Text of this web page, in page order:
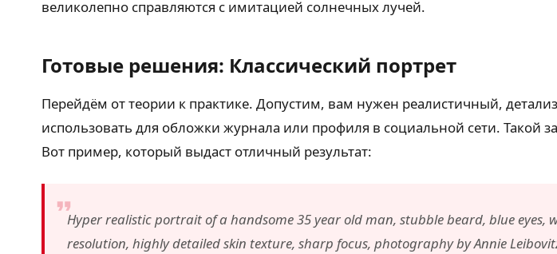
великолепно справляются с имитацией солнечных лучей.
Готовые решения: Классический портрет
Перейдём от теории к практике. Допустим, вам нужен реалистичный,
использовать для обложки журнала или профиля в социальной сети. Такой
Вот пример, который выдаст отличный результат:
Hyper realistic portrait of a handsome 35 year old man, stubble beard, blue
resolution, highly detailed skin texture, sharp focus, photography by Annie